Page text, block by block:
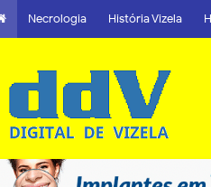
Necrologia História Vizela